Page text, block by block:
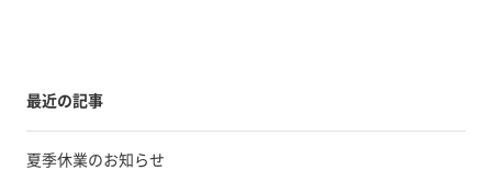
最近の記事
夏季休業のお知らせ